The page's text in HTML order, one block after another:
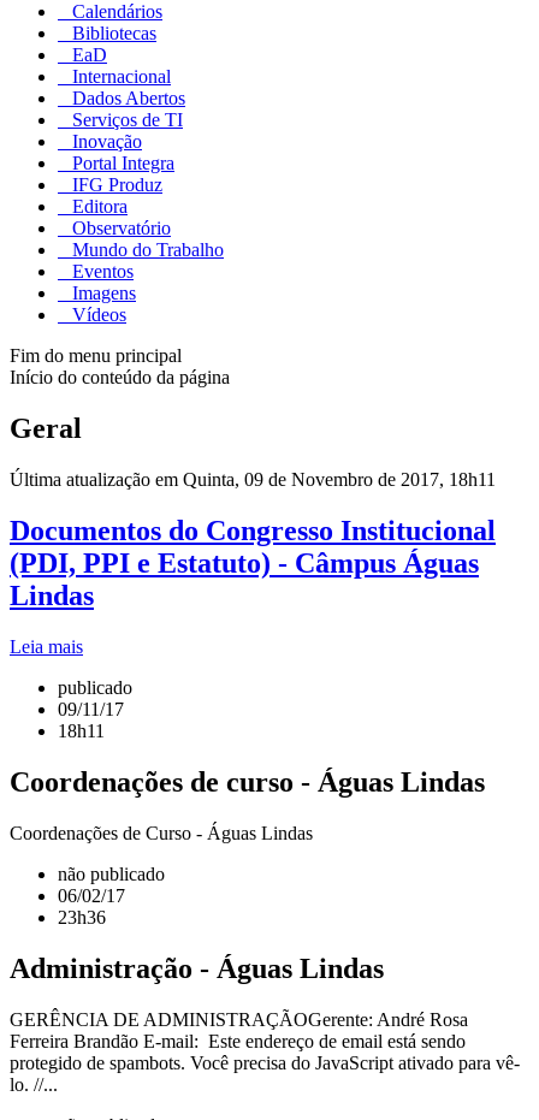
Calendários
Bibliotecas
EaD
Internacional
Dados Abertos
Serviços de TI
Inovação
Portal Integra
IFG Produz
Editora
Observatório
Mundo do Trabalho
Eventos
Imagens
Vídeos
Fim do menu principal
Início do conteúdo da página
Geral
Última atualização em Quinta, 09 de Novembro de 2017, 18h11
Documentos do Congresso Institucional
(PDI, PPI e Estatuto) - Câmpus Águas
Lindas
Leia mais
publicado
09/11/17
18h11
Coordenações de curso - Águas Lindas
Coordenações de Curso - Águas Lindas
não publicado
06/02/17
23h36
Administração - Águas Lindas
GERÊNCIA DE ADMINISTRAÇÃOGerente: André Rosa
Ferreira Brandão E-mail: Este endereço de email está sendo
protegido de spambots. Você precisa do JavaScript ativado para vê-
lo. //...